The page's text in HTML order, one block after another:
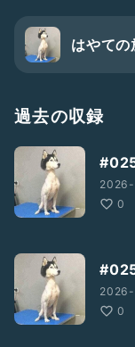
はやての
過去の収録
0
0